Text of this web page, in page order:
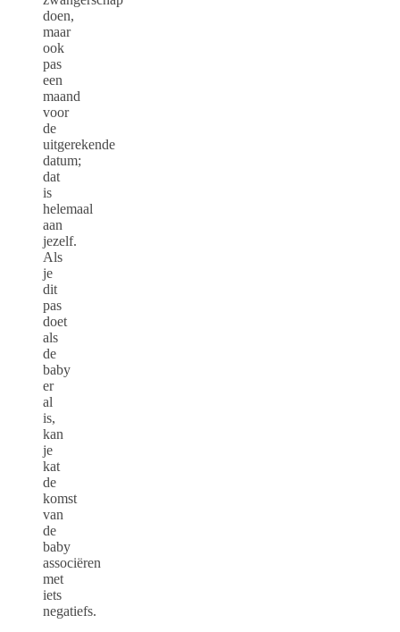
doen,
maar
ook
pas
een
maand
voor
de
uitgerekende
datum;
dat
is
helemaal
aan
jezelf.
Als
je
dit
pas
doet
als
de
baby
er
al
is,
kan
je
kat
de
komst
van
de
baby
associëren
met
iets
negatiefs.